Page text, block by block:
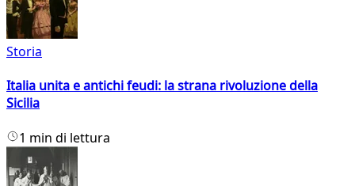
Storia
Italia unita e antichi feudi: la strana rivoluzione della
Sicilia
1 min di lettura